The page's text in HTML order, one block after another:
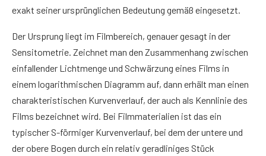
exakt seiner ursprünglichen Bedeutung gemäß eingesetzt.
Der Ursprung liegt im Filmbereich, genauer gesagt in der
Sensitometrie. Zeichnet man den Zusammenhang zwischen
einfallender Lichtmenge und Schwärzung eines Films in
einem logarithmischen Diagramm auf, dann erhält man einen
charakteristischen Kurvenverlauf, der auch als Kennlinie des
Films bezeichnet wird. Bei Filmmaterialien ist das ein
typischer S-förmiger Kurvenverlauf, bei dem der untere und
der obere Bogen durch ein relativ geradliniges Stück